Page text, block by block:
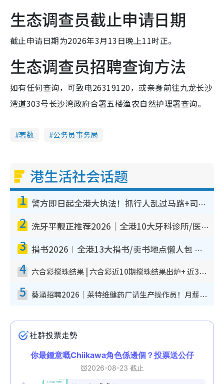
生态调查员截止申请日期
截止申请日期为2026年3月13日晚上11时正。
生态调查员招聘查询方法
如有任何查询，可致电26319120，或亲身前往九龙长沙
湾道303号长沙湾政府合署五楼渔农自然护理署查询。
著数 公务员事务局
港生活社会话题
1 警方即日起全港大执法！抓行人乱过马路+司机不专注驾驶！乱过马路罚$2000
2 洗牙平靓正推荐2026｜全港10大牙科诊所/医院懒人包 夜诊至8点/镇静洁牙/医疗券适用
3 捐书2026︱全港13大捐书/卖书地点懒人包 二手课本最高$150＋旧书换免费咖啡/戏票
4 六合彩搅珠结果 | 六合彩近10期搅珠结果出炉+ 近30期最旺热门中奖号码
5 葵涌招聘2026｜莱特维健药厂请生产操作员！月薪高达$1.7万 冷气厂房/五天工作/保障双粮